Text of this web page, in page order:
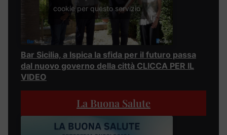
cookie per questo servizio
Bar Sicilia, a Ispica la sfida per il futuro passa
dal nuovo governo della città CLICCA PER IL
VIDEO
La Buona Salute